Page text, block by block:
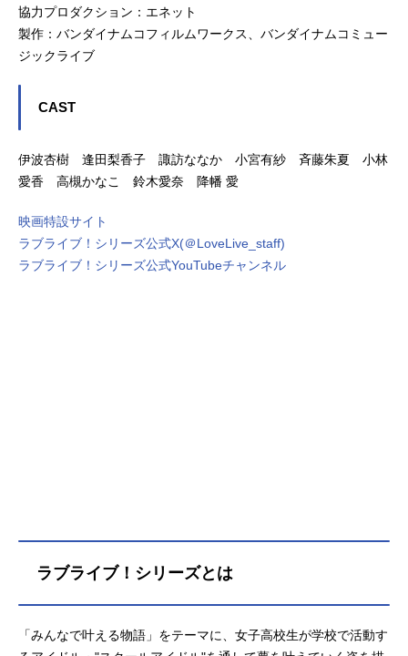
協力プロダクション：エネット
製作：バンダイナムコフィルムワークス、バンダイナムコミュー
ジックライブ
CAST
伊波杏樹 逢田梨香子 諏訪ななか 小宮有紗 斉藤朱夏 小林
愛香 高槻かなこ 鈴木愛奈 降幡 愛
映画特設サイト
ラブライブ！シリーズ公式X(＠LoveLive_staff)
ラブライブ！シリーズ公式YouTubeチャンネル
ラブライブ！シリーズとは
「みんなで叶える物語」をテーマに、女子高校生が学校で活動す